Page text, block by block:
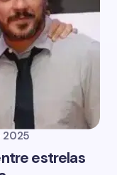
2025
estrelas